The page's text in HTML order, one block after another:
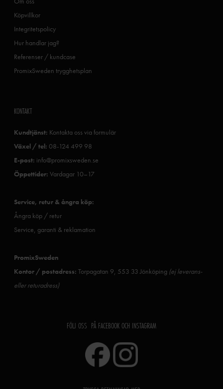
Köpvillkor
Integritetspolicy
Hur handlar jag?
Referenser / kundcase
PromixSweden trygghetsplan
KONTAKT
Kundtjänst: Kontakta oss via formulär
Växel / tel: 08-124 499 98
E-post: info@promixsweden.se
Öppettider: Vardagar 10–17
Service, retur & ångra köp:
Ångra köp / retur
Service, garanti & reklamation
PromixSweden
Kontor / postadress: Torpagatan 9, 553 33 Jönköping (ej leverans-
eller returadress)
FÖLJ OSS PÅ FACEBOOK OCH INSTAGRAM